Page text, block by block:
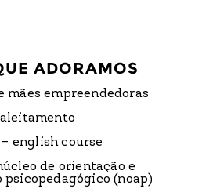
ADORAMOS
mães empreendedoras
aleitamento
english course
de orientação e
(noap)